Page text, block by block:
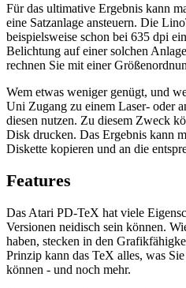
Für das ultimative Ergebnis kann
eine Satzanlage ansteuern. Die
beispielsweise schon bei 635 dpi
Belichtung auf einer solchen
rechnen Sie mit einer
Wem etwas weniger genügt, und
Uni Zugang zu einem Laser- oder
diesen nutzen. Zu diesem Zweck
Disk drucken. Das Ergebnis kann
Diskette kopieren und an die
Features
Das Atari PD-TeX hat viele
Versionen neidisch sein können.
haben, stecken in den
Prinzip kann das TeX alles, was
können - und noch mehr.